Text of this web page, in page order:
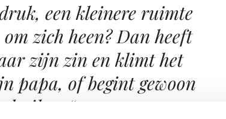
een kleinere ruimte
zich heen? Dan heeft
zijn zin en klimt het
papa, of begint gewoon
huilen. “